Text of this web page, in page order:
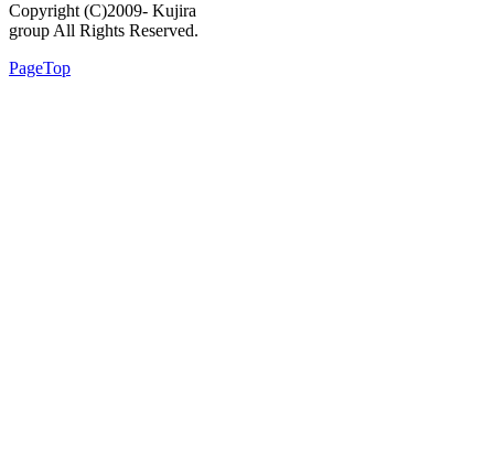
Copyright (C)2009- Kujira
group All Rights Reserved.
PageTop